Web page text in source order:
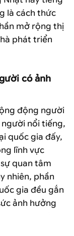
là cách thức
mở rộng thị
phát triển
có ảnh
động người
nổi tiếng,
quốc gia đấy,
lĩnh vực
quan tâm
nhiên, phần
gia đều gắn
ảnh hưởng